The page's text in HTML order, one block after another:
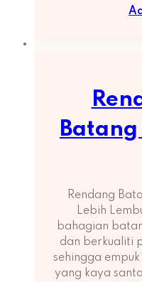
Rendang
Lebih
bahagian
dan berkualiti
sehingga
yang kaya